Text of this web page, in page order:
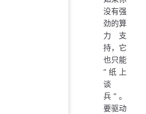
没有强
劲的算
力支
持，它
也只能
“纸上
谈
兵”。
要驱动